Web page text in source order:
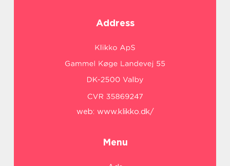
Address
web: www.klikko.dk/
Menu